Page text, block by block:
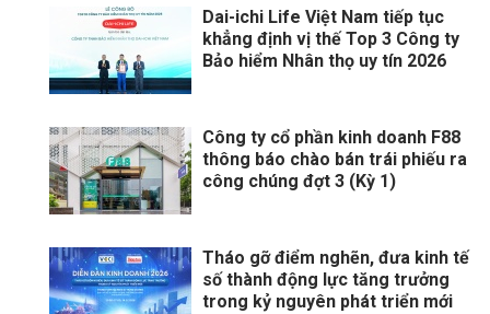
Dai-ichi Life Việt Nam tiếp tục
khẳng định vị thế Top 3 Công ty
Bảo hiểm Nhân thọ uy tín 2026
Công ty cổ phần kinh doanh F88
thông báo chào bán trái phiếu ra
công chúng đợt 3 (Kỳ 1)
Tháo gỡ điểm nghẽn, đưa kinh tế
số thành động lực tăng trưởng
trong kỷ nguyên phát triển mới